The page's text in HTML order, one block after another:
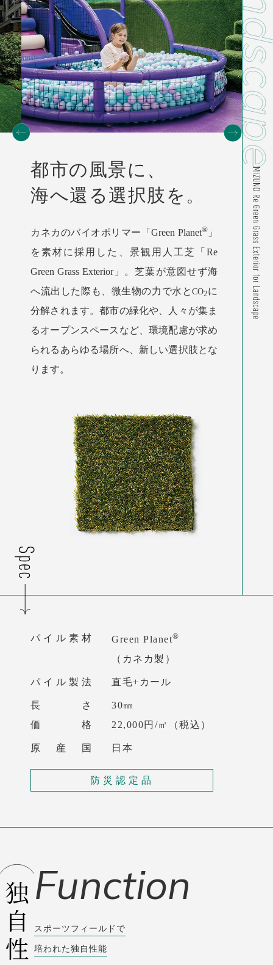
都市の風景に、
海へ還る選択肢を。
カネカのバイオポリマー「Green Planet®」
を素材に採用した、景観用人工芝「Re
Green Grass Exterior」。芝葉が意図せず海
へ流出した際も、微生物の力で水とCO2に
分解されます。都市の緑化や、人々が集ま
るオープンスペースなど、環境配慮が求め
られるあらゆる場所へ、新しい選択肢とな
ります。
パイル素材 Green Planet®
（カネカ製）
パイル製法 直毛+カール
長 さ
30㎜
価 格
22,000円/㎡ （税込）
原 産 国 日本
防災認定品
Function
スポーツフィールドで
培われた独自性能